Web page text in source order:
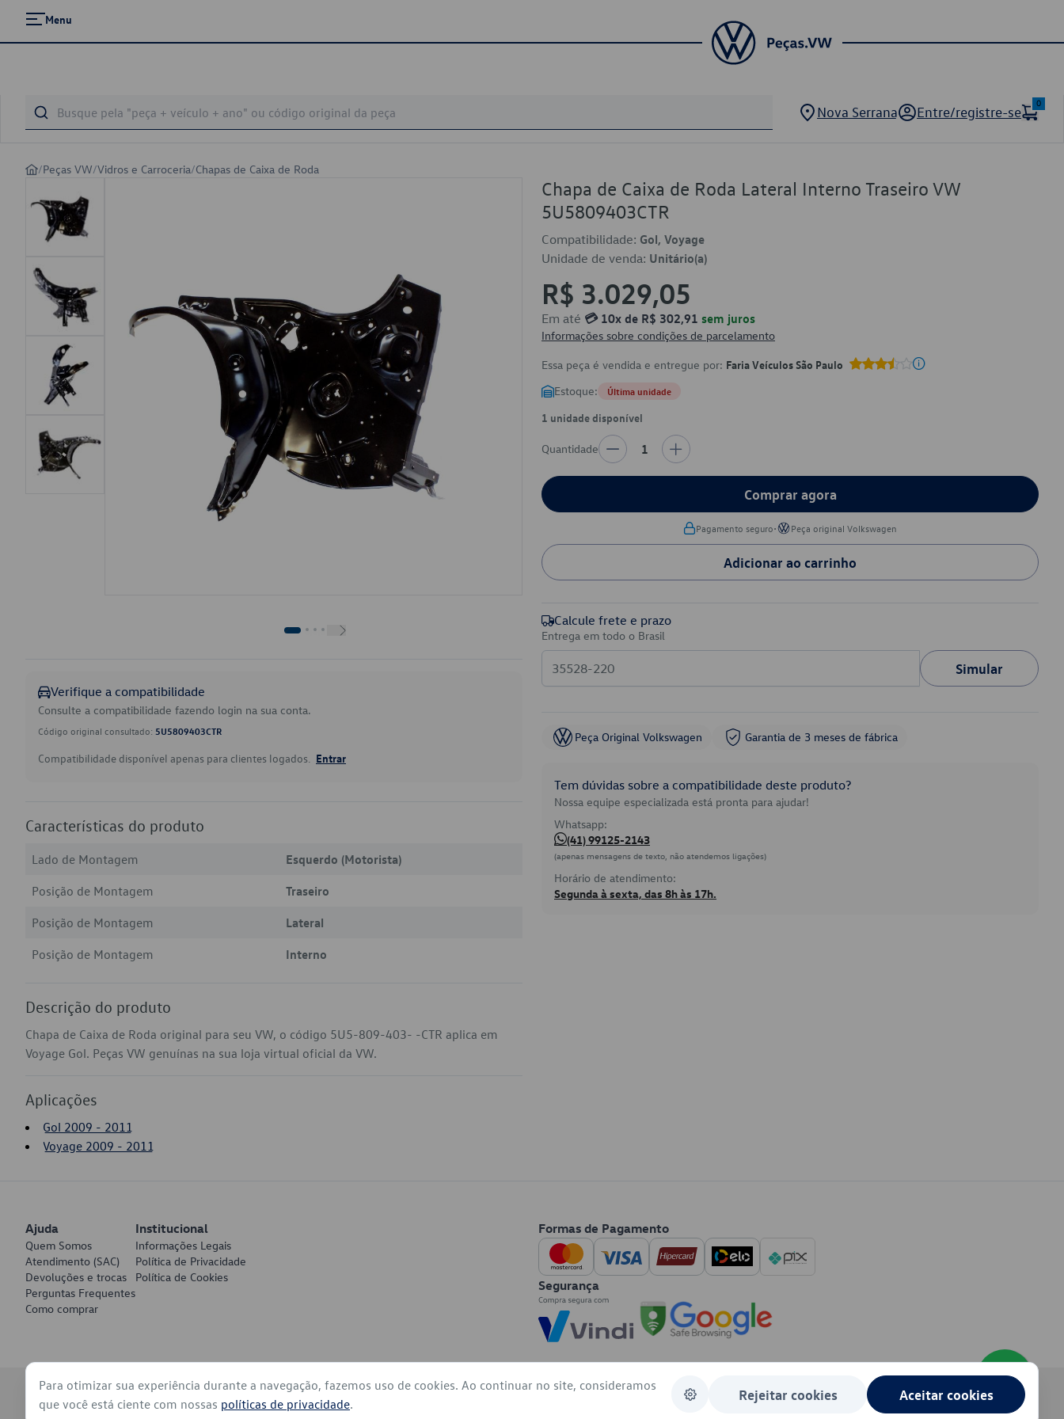
Menu
Nova Serrana Entre/registre-se
0
/Peças VW/Vidros e Carroceria/Chapas de Caixa de Roda
Verifique a compatibilidade
Consulte a compatibilidade fazendo login na sua conta.
Código original consultado: 5U5809403CTR
Compatibilidade disponível apenas para clientes logados. Entrar
Características do produto
Lado de Montagem
Esquerdo (Motorista)
Posição de Montagem
Traseiro
Posição de Montagem
Lateral
Posição de Montagem
Interno
Descrição do produto
Chapa de Caixa de Roda original para seu VW, o código 5U5-809-403- -CTR aplica em
Voyage Gol. Peças VW genuínas na sua loja virtual oficial da VW.
Aplicações
Gol 2009 - 2011
Voyage 2009 - 2011
Chapa de Caixa de Roda Lateral Interno Traseiro VW
5U5809403CTR
Compatibilidade: Gol, Voyage
Unidade de venda: Unitário(a)
R$ 3.029,05
Em até 💳 10x de R$ 302,91 sem juros
Informações sobre condições de parcelamento
Essa peça é vendida e entregue por: Faria Veículos São Paulo
Estoque: Última unidade
1 unidade disponível
Quantidade 1
Comprar agora
Pagamento seguro• Peça original Volkswagen
Adicionar ao carrinho
Calcule frete e prazo
Entrega em todo o Brasil
Simular
Peça Original Volkswagen Garantia de 3 meses de fábrica
Tem dúvidas sobre a compatibilidade deste produto?
Nossa equipe especializada está pronta para ajudar!
Whatsapp:
(41) 99125-2143
(apenas mensagens de texto, não atendemos ligações)
Horário de atendimento:
Segunda à sexta, das 8h às 17h.
Ajuda
Quem Somos
Atendimento (SAC)
Devoluções e trocas
Perguntas Frequentes
Como comprar
Institucional
Informações Legais
Política de Privacidade
Política de Cookies
Formas de Pagamento
Segurança
© 2026 - Volkswagen do Brasil - Todos os direitos reservados
Para otimizar sua experiência durante a navegação, fazemos uso de cookies. Ao continuar no site, consideramos
que você está ciente com nossas políticas de privacidade.
Rejeitar cookies Aceitar cookies